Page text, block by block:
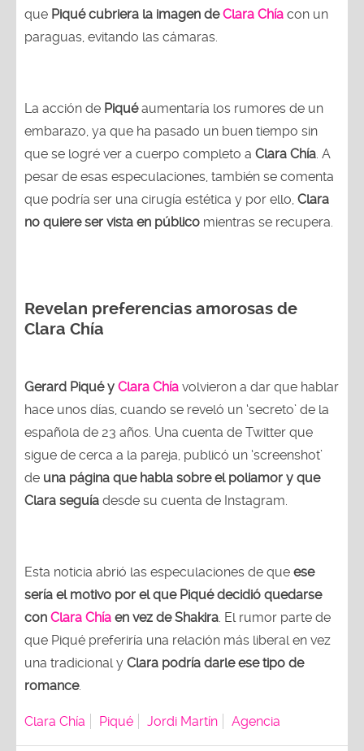
que Piqué cubriera la imagen deClara Chía con un
paraguas, evitando las cámaras.
La acción de Piquéaumentaría los rumores de un
embarazo, ya que ha pasado un buen tiempo sin
que se logré ver a cuerpo completo a Clara Chía . A
pesar de esas especulaciones, también se comenta
que podría ser una cirugía estética y por ello, Clara
no quiere ser vista en público mientras se recupera.
Revelan preferencias amorosas de
Clara Chía
Gerard Piqué y Clara Chía volvieron a dar que hablar
hace unos días, cuando se reveló un ‘secreto’ de la
española de 23 años. Una cuenta de Twitter que
sigue de cerca a la pareja, publicó un ‘screenshot’
de una página que habla sobre el poliamor y que
Clara seguía desde su cuenta de Instagram.
Esta noticia abrió las especulaciones de que ese
sería el motivo por el que Piqué decidió quedarse
con Clara Chía en vez de Shakira . El rumor parte de
que Piqué preferiría una relación más liberal en vez
una tradicional y Clara podría darle ese tipo de
romance.
Clara Chía Piqué Jordi Martín Agencia